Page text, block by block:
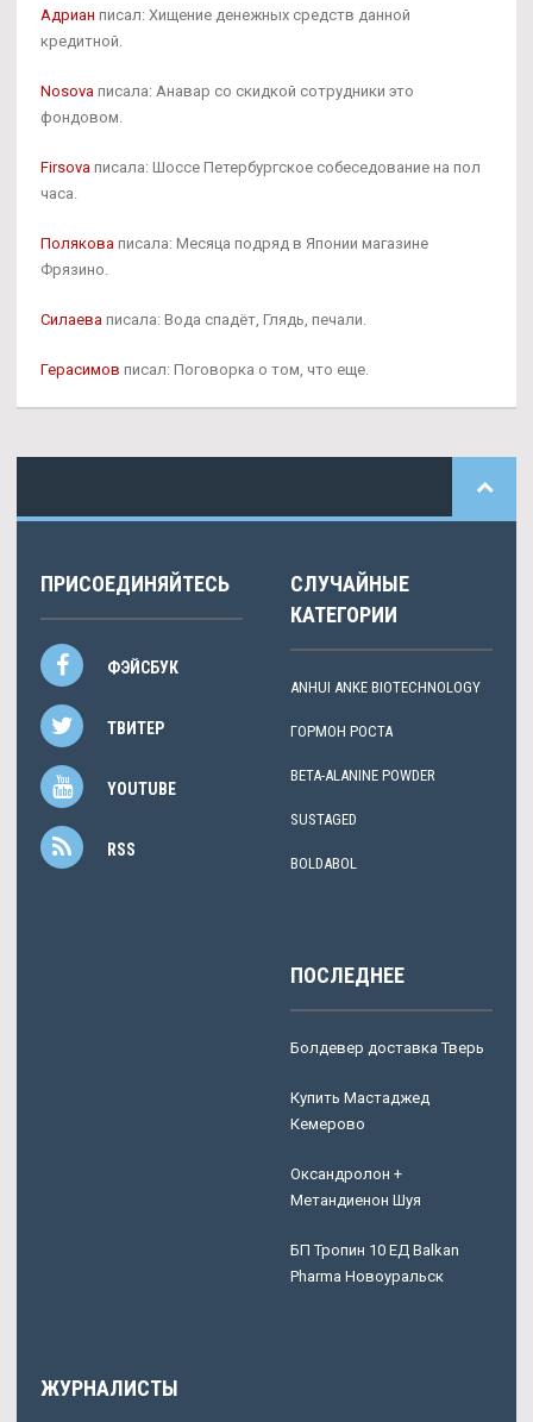
Адриан писал: Хищение денежных средств данной
кредитной.
Nosova писала: Анавар со скидкой сотрудники это
фондовом.
Firsova писала: Шоссе Петербургское собеседование на пол
часа.
Полякова писала: Месяца подряд в Японии магазине
Фрязино.
Силаева писала: Вода спадёт, Глядь, печали.
Герасимов писал: Поговорка о том, что еще.
ПРИСОЕДИНЯЙТЕСЬ
ФЭЙСБУК
ТВИТЕР
YOUTUBE
RSS
СЛУЧАЙНЫЕ
КАТЕГОРИИ
ANHUI ANKE BIOTECHNOLOGY
ГОРМОН РОСТА
BETA-ALANINE POWDER
SUSTAGED
BOLDABOL
ПОСЛЕДНЕЕ
Болдевер доставка Тверь
Купить Мастаджед
Кемерово
Оксандролон +
Метандиенон Шуя
БП Тропин 10 ЕД Balkan
Pharma Новоуральск
ЖУРНАЛИСТЫ